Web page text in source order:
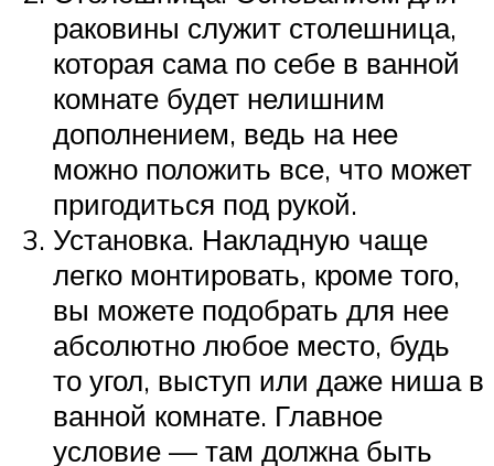
раковины служит столешница,
которая сама по себе в ванной
комнате будет нелишним
дополнением, ведь на нее
можно положить все, что может
пригодиться под рукой.
Установка. Накладную чаще
легко монтировать, кроме того,
вы можете подобрать для нее
абсолютно любое место, будь
то угол, выступ или даже ниша в
ванной комнате. Главное
условие — там должна быть